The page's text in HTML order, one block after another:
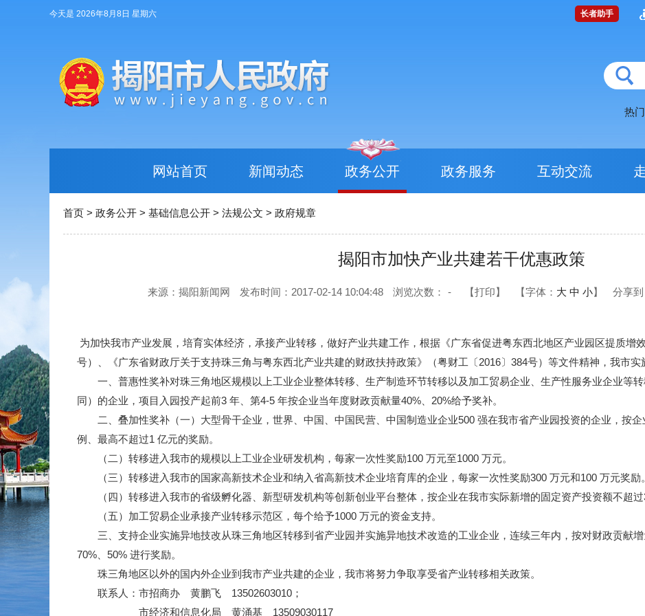
今天是 2026年8月8日 星期六 长者助手
热
网站首页 新闻动态 政务公开 政务服务 互动交流
首页 > 政务公开 > 基础信息公开 > 法规公文 > 政府规章
揭阳市加快产业共建若干优惠政策
来源：揭阳新闻网 发布时间：2017-02-14 10:04:48 浏览次数： - 【打印】 【字体： 大 中 小】 分享到
为加快我市产业发展，培育实体经济，承接产业转移，做好产业共建工作，根据《广东省促进粤东西北地区产业园区提质增
号）、《广东省财政厅关于支持珠三角与粤东西北产业共建的财政扶持政策》（粤财工〔2016〕384号）等文件精神，我市实
一、普惠性奖补对珠三角地区规模以上工业企业整体转移、生产制造环节转移以及加工贸易企业、生产性服务业企业等
同）的企业，项目入园投产起前3 年、第4-5 年按企业当年度财政贡献量40%、20%给予奖补。
二、叠加性奖补（一）大型骨干企业，世界、中国、中国民营、中国制造业企业500 强在我市省产业园投资的企业，按企
例、最高不超过1 亿元的奖励。
（二）转移进入我市的规模以上工业企业研发机构，每家一次性奖励100 万元至1000 万元。
（三）转移进入我市的国家高新技术企业和纳入省高新技术企业培育库的企业，每家一次性奖励300 万元和100 万元奖励。
（四）转移进入我市的省级孵化器、新型研发机构等创新创业平台整体，按企业在我市实际新增的固定资产投资额不超过
（五）加工贸易企业承接产业转移示范区，每个给予1000 万元的资金支持。
三、支持企业实施异地技改从珠三角地区转移到省产业园并实施异地技术改造的工业企业，连续三年内，按对财政贡献增
70%、50% 进行奖励。
珠三角地区以外的国内外企业到我市产业共建的企业，我市将努力争取享受省产业转移相关政策。
联系人：市招商办 黄鹏飞 13502603010；
市经济和信息化局 黄涌基 13509030117